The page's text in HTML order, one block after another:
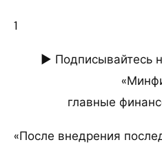
1
► Подписывайтесь
главные
«После внедрения